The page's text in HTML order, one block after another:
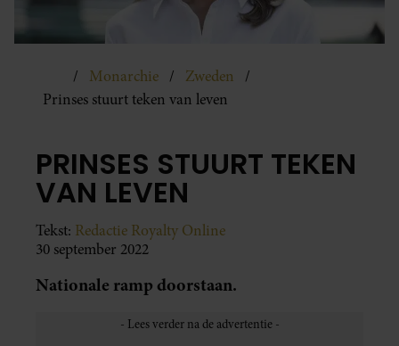
Monarchie
Zweden
Prinses stuurt teken van leven
PRINSES STUURT TEKEN
VAN LEVEN
Tekst: Redactie Royalty Online
30 september 2022
Nationale ramp doorstaan.